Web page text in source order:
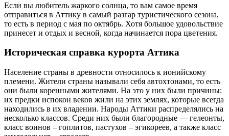
Если вы любитель жаркого солнца, то вам самое время
отправиться в Аттику в самый разгар туристического сезона,
то есть в период с мая по октябрь. Хотя большое удовольствие
принесет и отдых и весной, когда начинается пора цветения.
Историческая справка курорта Аттика
Население страны в древности относилось к ионийскому
племени. Жители страны называли себя автохтонами, то есть
они были коренными жителями. На это у них были причины:
их предки испокон веков жили на этих землях, которые всегда
находились в их владении. Народы Аттики распределялись на
несколько классов. Среди них были благородные — гелеонты,
класс воинов – гоплитов, пастухов – эгикореев, а также класс